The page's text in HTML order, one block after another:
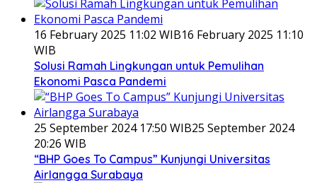
16 February 2025 11:02 WIB16 February 2025 11:10
WIB
Solusi Ramah Lingkungan untuk Pemulihan
Ekonomi Pasca Pandemi
25 September 2024 17:50 WIB25 September 2024
20:26 WIB
“BHP Goes To Campus” Kunjungi Universitas
Airlangga Surabaya